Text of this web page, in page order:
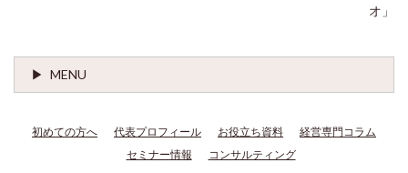
オ」
MENU
初めての方へ 代表プロフィール お役立ち資料
経営専門コラム
セミナー情報
コンサルティング